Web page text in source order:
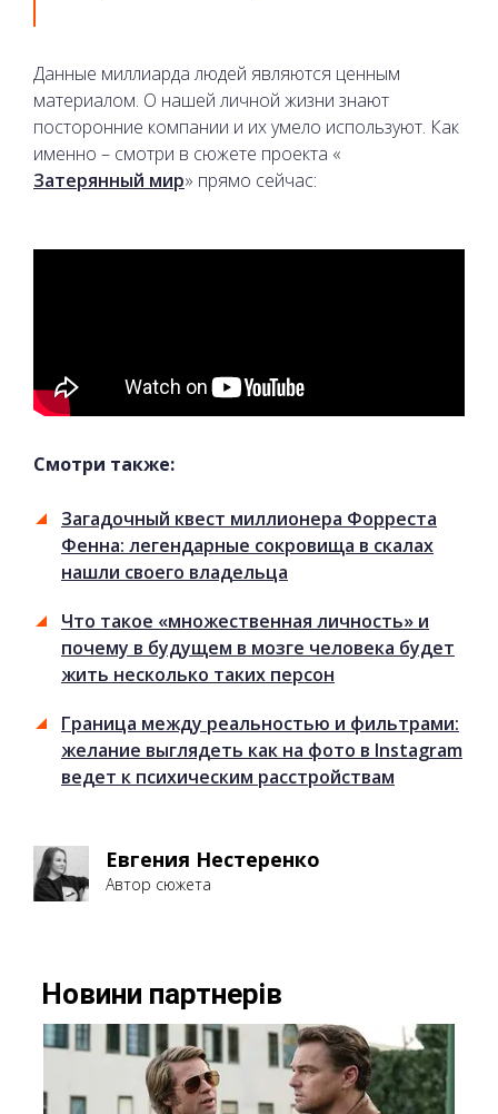
Данные миллиарда людей являются ценным
материалом. О нашей личной жизни знают
посторонние компании и их умело используют. Как
именно – смотри в сюжете проекта «
Затерянный мир» прямо сейчас:
Смотри также:
Загадочный квест миллионера Форреста
Фенна: легендарные сокровища в скалах
нашли своего владельца
Что такое «множественная личность» и
почему в будущем в мозге человека будет
жить несколько таких персон
Граница между реальностью и фильтрами:
желание выглядеть как на фото в Instagram
ведет к психическим расстройствам
Евгения Нестеренко
Автор сюжета